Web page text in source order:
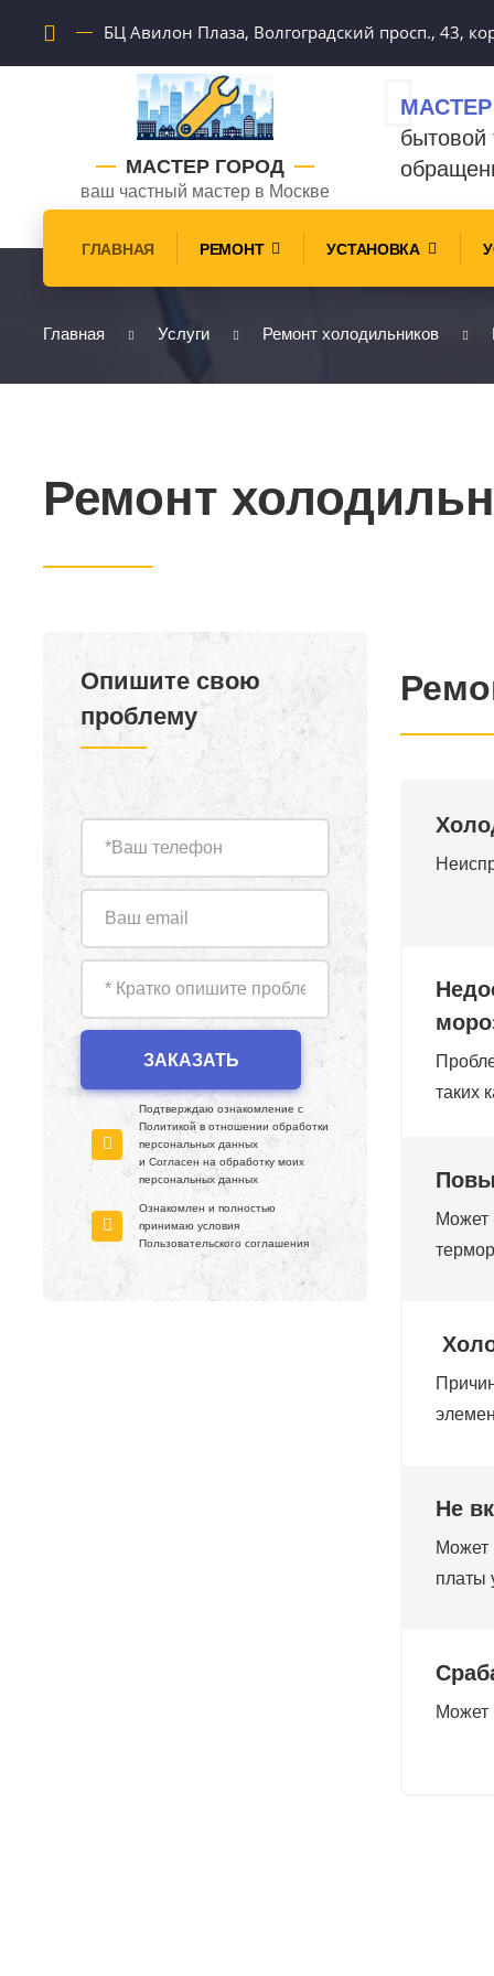
БЦ Авилон Плаза, Волгоградский просп., 43,
МАСТЕР ГОРОД
ваш частный мастер в Москве
бытовой
ГЛАВНАЯ РЕМОНТ УСТАНОВКА
Главная Услуги Ремонт холодильников
Ремонт
таких
Может
Не
Может
платы
Может
Опишите свою
проблему
Подтверждаю ознакомление с
Политикой в отношении обработки
персональных данных
и Согласен на обработку моих
персональных данных
Ознакомлен и полностью
принимаю условия
Пользовательского соглашения